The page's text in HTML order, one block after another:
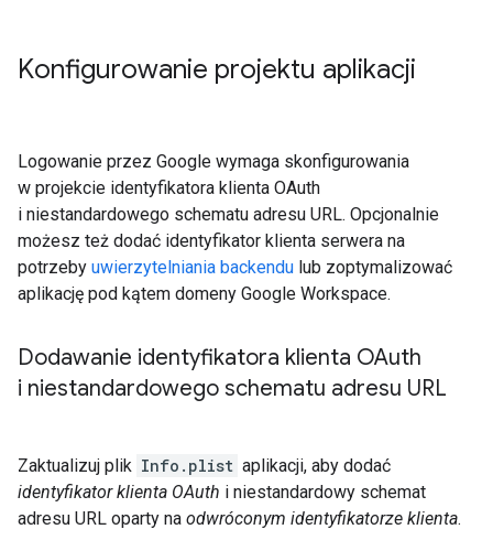
Konfigurowanie projektu aplikacji
Logowanie przez Google wymaga skonfigurowania
w projekcie identyfikatora klienta OAuth
i niestandardowego schematu adresu URL. Opcjonalnie
możesz też dodać identyfikator klienta serwera na
potrzeby uwierzytelniania backendu lub zoptymalizować
aplikację pod kątem domeny Google Workspace.
Dodawanie identyfikatora klienta OAuth
i niestandardowego schematu adresu URL
Zaktualizuj plik Info.plist aplikacji, aby dodać
identyfikator klienta OAuth i niestandardowy schemat
adresu URL oparty na odwróconym identyfikatorze klienta.